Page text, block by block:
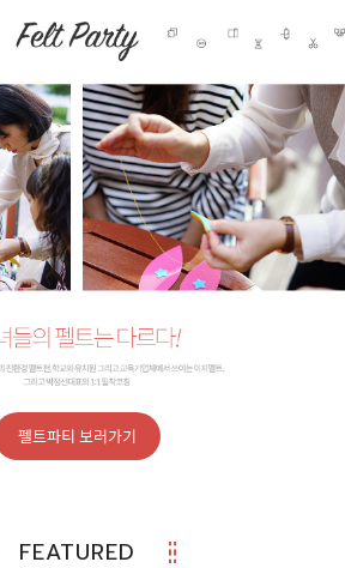
펠트파티 보러가기
FEATURED